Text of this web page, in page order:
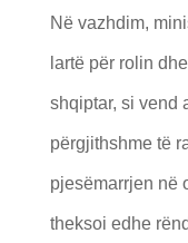
Në vazhdim,
lartë për rolin
shqiptar, si vend
përgjithshme të
pjesëmarrjen në
theksoi edhe